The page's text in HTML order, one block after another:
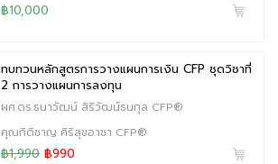
฿10,000
ทบทวนหลักสูตรการวางแผนการเงิน CFP ชุดวิชาที่
2 การวางแผนการลงทุน
ผศ.ดร.ธนาวัฒน์ สิริวัฒน์ธนกุล CFP®
คุณกิติชาญ ศิริสุขอาชา CFP®
฿1,990 ฿990